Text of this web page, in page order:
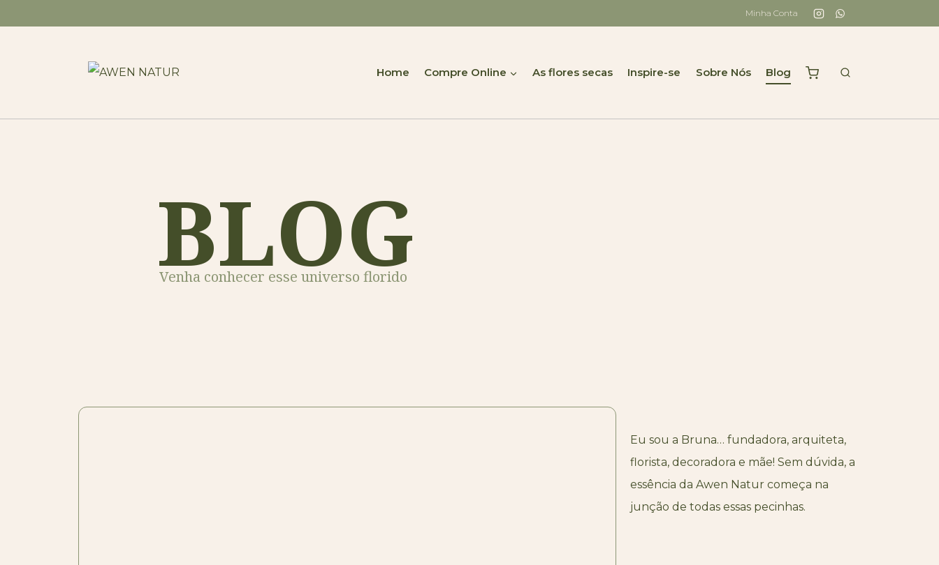
Minha Conta
Home Compre Online As flores secas Inspire-se Sobre Nós Blog
BLOG
Venha conhecer esse universo florido
Eu sou a Bruna… fundadora, arquiteta,
florista, decoradora e mãe! Sem dúvida, a
essência da Awen Natur começa na
junção de todas essas pecinhas.